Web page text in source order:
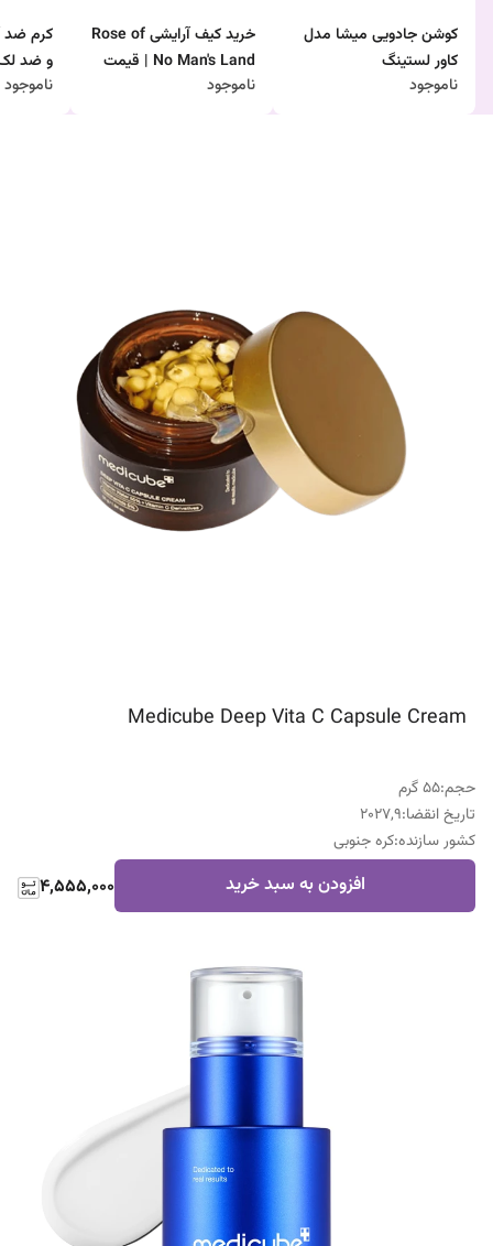
کوشن جادویی میشا مدل
کاور لستینگ
ناموجود
خرید کیف آرایشی Rose of
No Man's Land | قیمت
مناسب، شیک، ضد آب و
ناموجود
کرم ضد
و ضد
ناموجود
Medicube Deep Vita C Capsule Cream
حجم:55 گرم
تاریخ انقضا:
2027,9
کشور سازنده:کره جنوبی
4,555,000 افزودن به سبد خرید